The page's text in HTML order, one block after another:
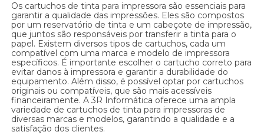
Os cartuchos de tinta para impressora são essenciais para
garantir a qualidade das impressões. Eles são compostos
por um reservatório de tinta e um cabeçote de impressão,
que juntos são responsáveis por transferir a tinta para o
papel. Existem diversos tipos de cartuchos, cada um
compatível com uma marca e modelo de impressora
específicos. É importante escolher o cartucho correto para
evitar danos à impressora e garantir a durabilidade do
equipamento. Além disso, é possível optar por cartuchos
originais ou compatíveis, que são mais acessíveis
financeiramente. A 3R Informática oferece uma ampla
variedade de cartuchos de tinta para impressoras de
diversas marcas e modelos, garantindo a qualidade e a
satisfação dos clientes.